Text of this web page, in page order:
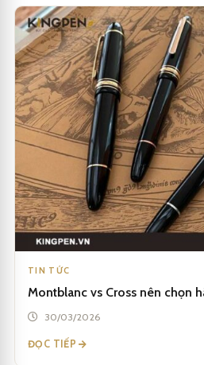
TIN TỨC
Montblanc vs Cross nên chọn
30/03/2026
ĐỌC TIẾP